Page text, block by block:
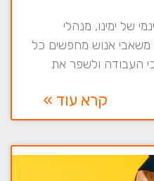
של ימינו, מנהלי
משאבי אנוש מחפשים כל
העבודה ולשפר את
קרא עוד »